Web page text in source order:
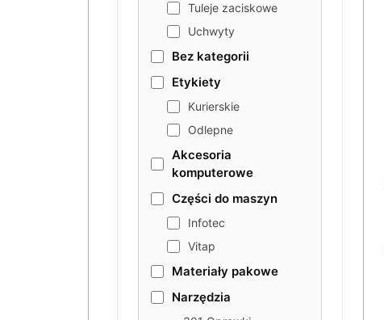
Tuleje zaciskowe
Uchwyty
Bez kategorii
Etykiety
Kurierskie
Odlepne
Akcesoria
komputerowe
Części do maszyn
Infotec
Vitap
Materiały pakowe
Narzędzia